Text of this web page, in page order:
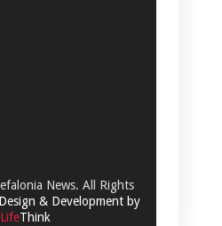
News. All Rights
& Development by
LifeThink